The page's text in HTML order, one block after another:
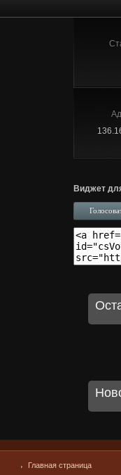
Виджет
Главная страница